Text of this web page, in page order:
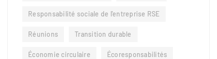
Responsabilité sociale de l'entreprise RSE
Réunions Transition durable
Économie circulaire Écoresponsabilités